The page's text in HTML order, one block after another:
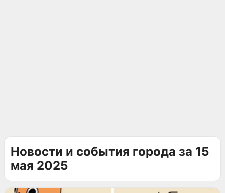
Новости и события города за 15
мая 2025